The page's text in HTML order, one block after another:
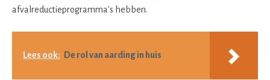
afvalreductieprogramma's hebben.
Lees ook: De rol van aarding in huis